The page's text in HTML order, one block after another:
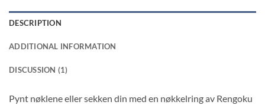
DESCRIPTION
ADDITIONAL INFORMATION
DISCUSSION (1)
Pynt nøklene eller sekken din med en nøkkelring av Rengoku